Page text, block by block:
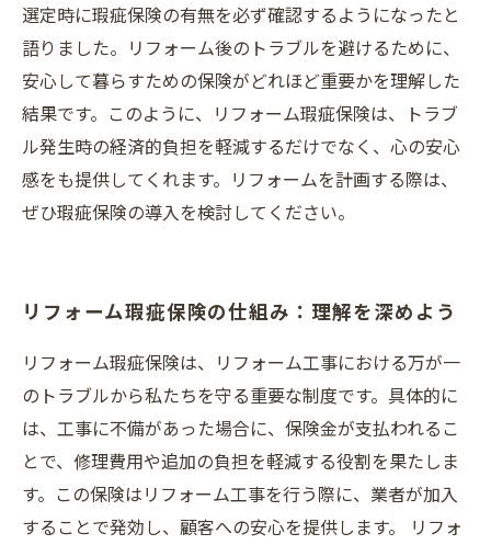
選定時に瑕疵保険の有無を必ず確認するようになったと
語りました。リフォーム後のトラブルを避けるために、
安心して暮らすための保険がどれほど重要かを理解した
結果です。このように、リフォーム瑕疵保険は、トラブ
ル発生時の経済的負担を軽減するだけでなく、心の安心
感をも提供してくれます。リフォームを計画する際は、
ぜひ瑕疵保険の導入を検討してください。
リフォーム瑕疵保険の仕組み：理解を深めよう
リフォーム瑕疵保険は、リフォーム工事における万が一
のトラブルから私たちを守る重要な制度です。具体的に
は、工事に不備があった場合に、保険金が支払われるこ
とで、修理費用や追加の負担を軽減する役割を果たしま
す。この保険はリフォーム工事を行う際に、業者が加入
することで発効し、顧客への安心を提供します。 リフォ